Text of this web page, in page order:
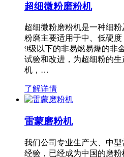
超细微粉磨粉机
超细微粉磨粉机是一种细
粉磨主要适用于中、低硬
9级以下的非易燃易爆的非
试验和改进，为超细粉的
机，…
了解详情
雷蒙磨粉机
我们公司专业生产大、中
经验，已经成为中国的磨